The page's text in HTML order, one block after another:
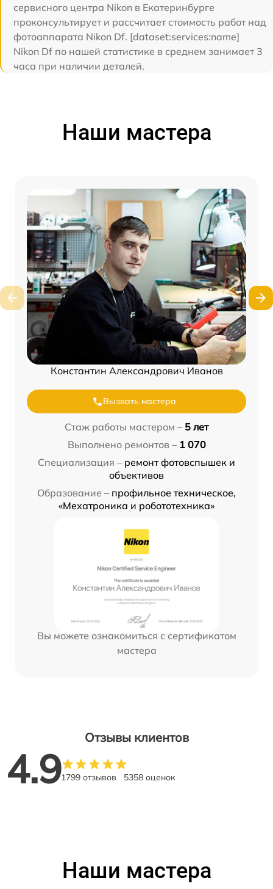
сервисного центра Nikon в Екатеринбурге
проконсультирует и рассчитает стоимость работ над
фотоаппарата Nikon Df. [dataset:services:name]
Nikon Df по нашей статистике в среднем занимает 3
часа при наличии деталей.
Наши мастера
Константин Александрович Иванов
Вызвать мастера
Стаж работы мастером – 5 лет
Выполнено ремонтов – 1 070
Специализация – ремонт фотовспышек и
объективов
Образование – профильное техническое,
«Мехатроника и робототехника»
Вы можете ознакомиться с сертификатом
мастера
Отзывы клиентов
4.91799 отзывов 5358 оценок
Наши мастера